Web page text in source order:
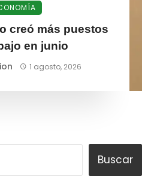
creó más puestos
en junio
1 agosto, 2026
Buscar